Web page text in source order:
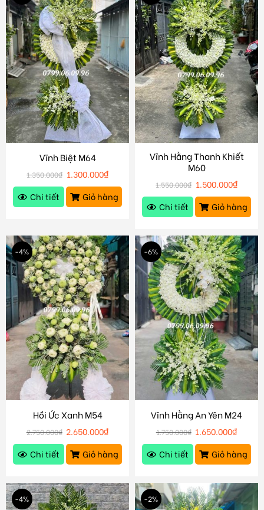
Vĩnh Biệt M64
1.350.000₫ 1.300.000₫
Chi tiết
Giỏ hàng
Vĩnh Hằng Thanh Khiết
M60
1.550.000₫ 1.500.000₫
Chi tiết
Giỏ hàng
-4%
Hồi Ức Xanh M54
2.750.000₫ 2.650.000₫
Chi tiết
Giỏ hàng
-6%
Vĩnh Hằng An Yên M24
1.750.000₫ 1.650.000₫
Chi tiết
Giỏ hàng
-4% -2%